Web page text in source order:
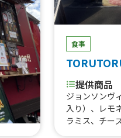
食事
提供商品
ジョンソンヴ
入り）、レモ
ラミス、チー